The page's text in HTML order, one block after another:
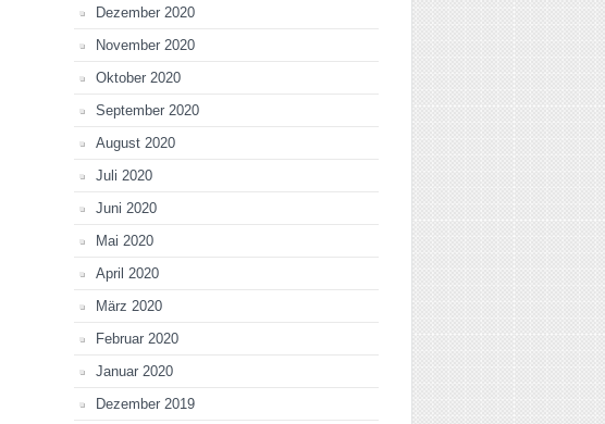
Dezember 2020
November 2020
Oktober 2020
September 2020
August 2020
Juli 2020
Juni 2020
Mai 2020
April 2020
März 2020
Februar 2020
Januar 2020
Dezember 2019